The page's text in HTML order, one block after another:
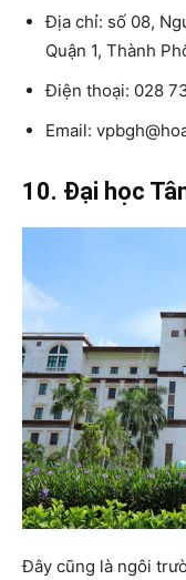
Địa chỉ: số 08,
Quận 1, Thành
Điện thoại: 028
Email:
10. Đại học
Đây cũng là ngôi